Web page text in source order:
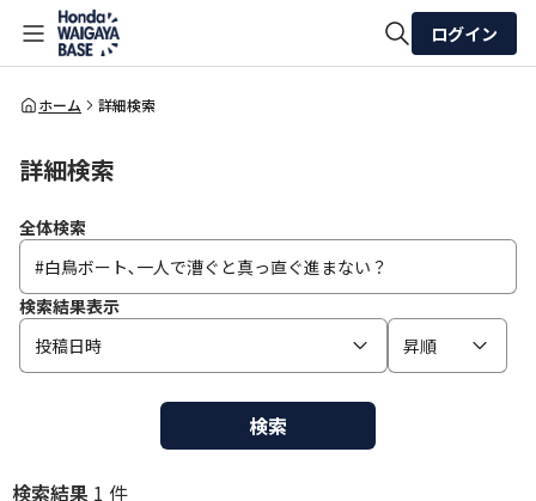
全体検索
ログイン
ホーム 詳細検索
詳細検索
全体検索
検索結果表示
投稿日時
昇順
検索
検索結果 1 件